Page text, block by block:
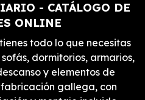
- CATÁLOGO DE
ONLINE
todo lo que necesitas
dormitorios, armarios,
y elementos de
gallega, con